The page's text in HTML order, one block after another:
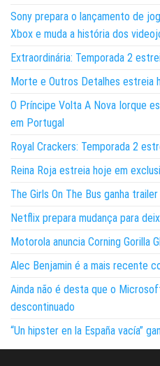
Sony prepara o lançamento de
Xbox e muda a história dos
Extraordinária: Temporada 2
Morte e Outros Detalhes estreia
O Príncipe Volta A Nova Iorque
em Portugal
Royal Crackers: Temporada 2
Reina Roja estreia hoje em
The Girls On The Bus ganha
Netflix prepara mudança para
Motorola anuncia Corning Gorilla
Alec Benjamin é a mais recente
Ainda não é desta que o
descontinuado
“Un hipster en la España vacía”